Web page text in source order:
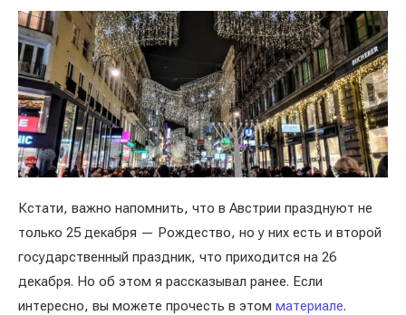
Кстати, важно напомнить, что в Австрии празднуют не
только 25 декабря — Рождество, но у них есть и второй
государственный праздник, что приходится на 26
декабря. Но об этом я рассказывал ранее. Если
интересно, вы можете прочесть в этом материале.